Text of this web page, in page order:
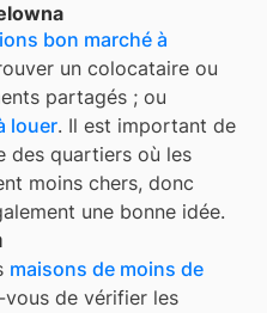
bon marché à
un colocataire ou
partagés ; ou
louer. Il est important de
des quartiers où les
moins chers, donc
une bonne idée.
maisons de moins de
vous de vérifier les